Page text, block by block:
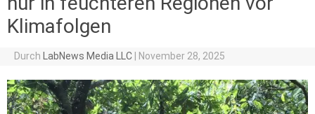
Klimafolgen
Durch LabNews Media LLC November 28, 2025